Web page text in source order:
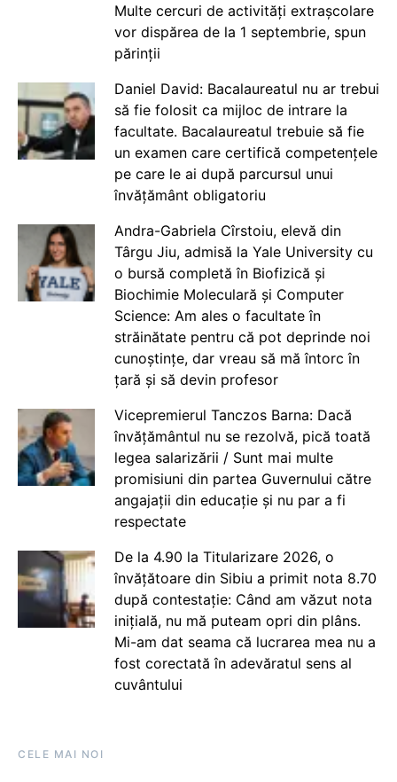
Multe cercuri de activități extrașcolare
vor dispărea de la 1 septembrie, spun
părinții
Daniel David: Bacalaureatul nu ar trebui
să fie folosit ca mijloc de intrare la
facultate. Bacalaureatul trebuie să fie
un examen care certifică competențele
pe care le ai după parcursul unui
învățământ obligatoriu
Andra-Gabriela Cîrstoiu, elevă din
Târgu Jiu, admisă la Yale University cu
o bursă completă în Biofizică și
Biochimie Moleculară și Computer
Science: Am ales o facultate în
străinătate pentru că pot deprinde noi
cunoștințe, dar vreau să mă întorc în
țară și să devin profesor
Vicepremierul Tanczos Barna: Dacă
învățământul nu se rezolvă, pică toată
legea salarizării / Sunt mai multe
promisiuni din partea Guvernului către
angajații din educație și nu par a fi
respectate
De la 4.90 la Titularizare 2026, o
învățătoare din Sibiu a primit nota 8.70
după contestație: Când am văzut nota
inițială, nu mă puteam opri din plâns.
Mi-am dat seama că lucrarea mea nu a
fost corectată în adevăratul sens al
cuvântului
CELE MAI NOI